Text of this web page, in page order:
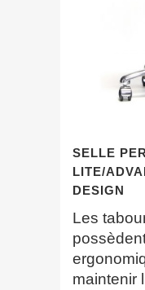
SELLE
LITE/
DESIGN
Les
maintenir